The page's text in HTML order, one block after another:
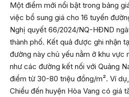
Một điểm mới nổi bật trong bảng
việc bổ sung giá cho 16 tuyến
Nghị quyết 66/2024/NQ-HĐND
thành phố. Kết quả được ghi nhận
đường này chủ yếu nằm ở khu vực
như các đường kết nối với Quảng
điểm từ 30-80 triệu đồng/m². Ví
Chiểu đến huyện Hòa Vang có giá